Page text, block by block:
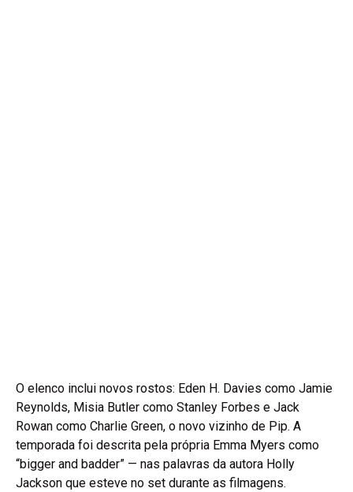
O elenco inclui novos rostos: Eden H. Davies como Jamie
Reynolds, Misia Butler como Stanley Forbes e Jack
Rowan como Charlie Green, o novo vizinho de Pip. A
temporada foi descrita pela própria Emma Myers como
“bigger and badder” — nas palavras da autora Holly
Jackson que esteve no set durante as filmagens.